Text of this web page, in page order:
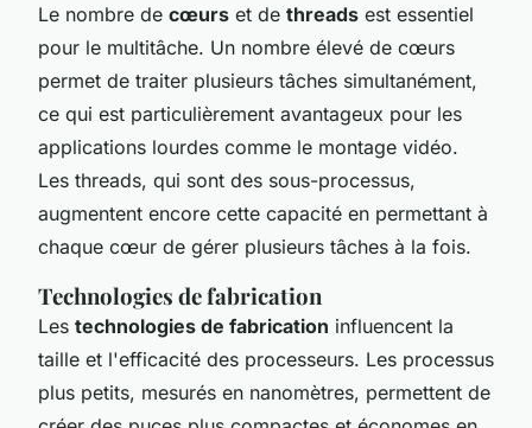
Le nombre de cœurs et de threads est essentiel
pour le multitâche. Un nombre élevé de cœurs
permet de traiter plusieurs tâches simultanément,
ce qui est particulièrement avantageux pour les
applications lourdes comme le montage vidéo.
Les threads, qui sont des sous-processus,
augmentent encore cette capacité en permettant à
chaque cœur de gérer plusieurs tâches à la fois.
Technologies de fabrication
Les technologies de fabrication influencent la
taille et l'efficacité des processeurs. Les processus
plus petits, mesurés en nanomètres, permettent de